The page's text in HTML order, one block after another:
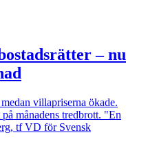
– nu
villapriserna ökade.
månadens tredbrott. "En
tf VD för Svensk